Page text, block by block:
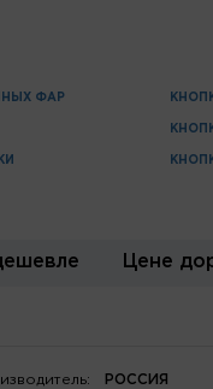
ФАР
Цене
РОССИЯ